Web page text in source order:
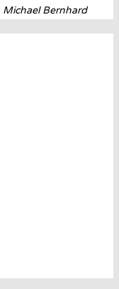
Michael Bernhard